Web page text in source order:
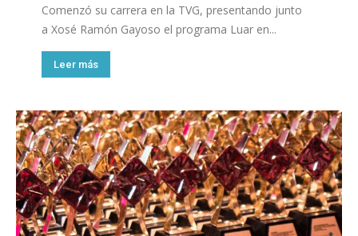
Comenzó su carrera en la TVG, presentando junto
a Xosé Ramón Gayoso el programa Luar en...
Leer más